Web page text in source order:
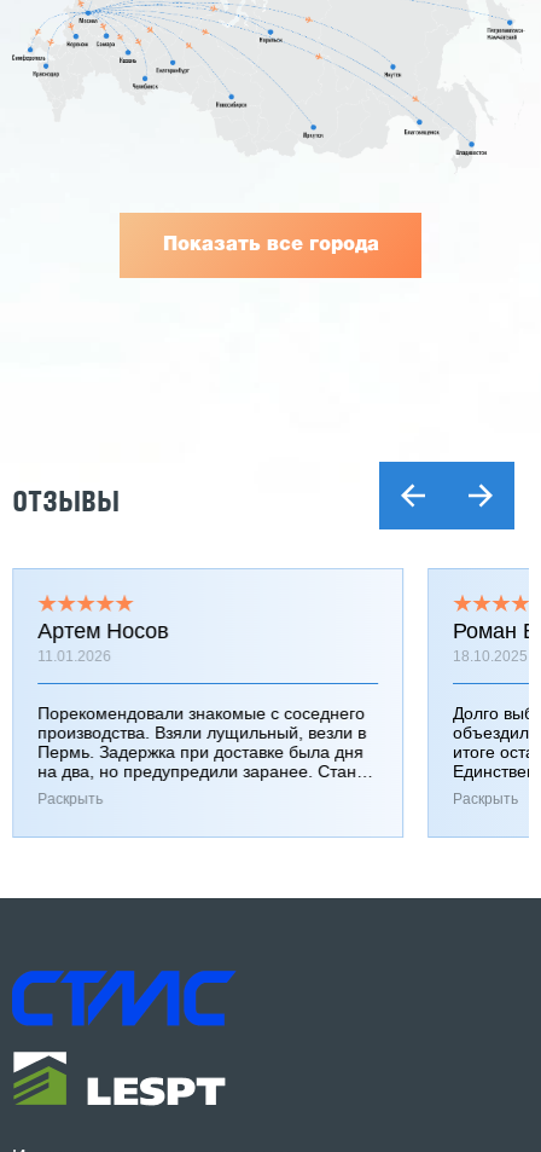
Показать все города
ОТЗЫВЫ
Артем Носов
11.01.2026
Порекомендовали знакомые с соседнего
производства. Взяли лущильный, везли в
Пермь. Задержка при доставке была дня
на два, но предупредили заранее. Станок
работает хорошо, к качеству вопросов нет.
Раскрыть
Роман
18.10.2025
Долго
итоге
Раскрыть